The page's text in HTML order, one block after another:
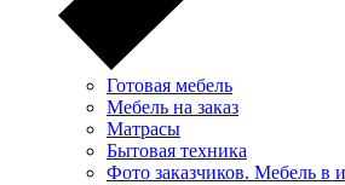
Готовая мебель
Мебель на заказ
Матрасы
Бытовая техника
Фото заказчиков. Мебель в